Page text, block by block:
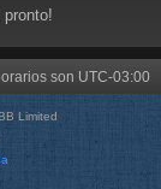
son UTC-03:00
Limited